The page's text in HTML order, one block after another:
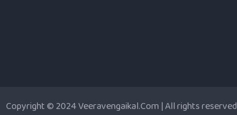
Copyright © 2024 Veeravengaikal.Com | All rights reserved